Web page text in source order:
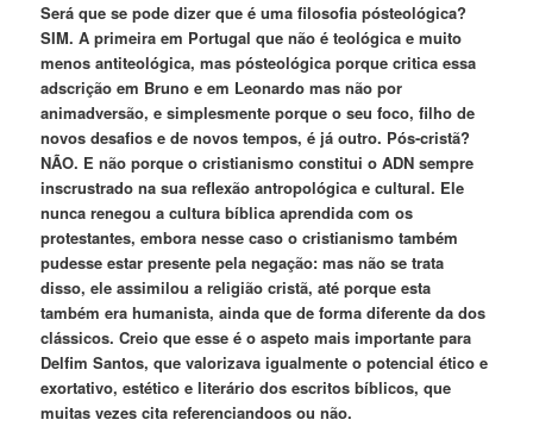
Será que se pode dizer que é uma filosofia pósteológica?
SIM. A primeira em Portugal que não é teológica e muito
menos antiteológica, mas pósteológica porque critica essa
adscrição em Bruno e em Leonardo mas não por
animadversão, e simplesmente porque o seu foco, filho de
novos desafios e de novos tempos, é já outro. Pós-cristã?
NÃO. E não porque o cristianismo constitui o ADN sempre
inscrustrado na sua reflexão antropológica e cultural. Ele
nunca renegou a cultura bíblica aprendida com os
protestantes, embora nesse caso o cristianismo também
pudesse estar presente pela negação: mas não se trata
disso, ele assimilou a religião cristã, até porque esta
também era humanista, ainda que de forma diferente da dos
clássicos. Creio que esse é o aspeto mais importante para
Delfim Santos, que valorizava igualmente o potencial ético e
exortativo, estético e literário dos escritos bíblicos, que
muitas vezes cita referenciandoos ou não.